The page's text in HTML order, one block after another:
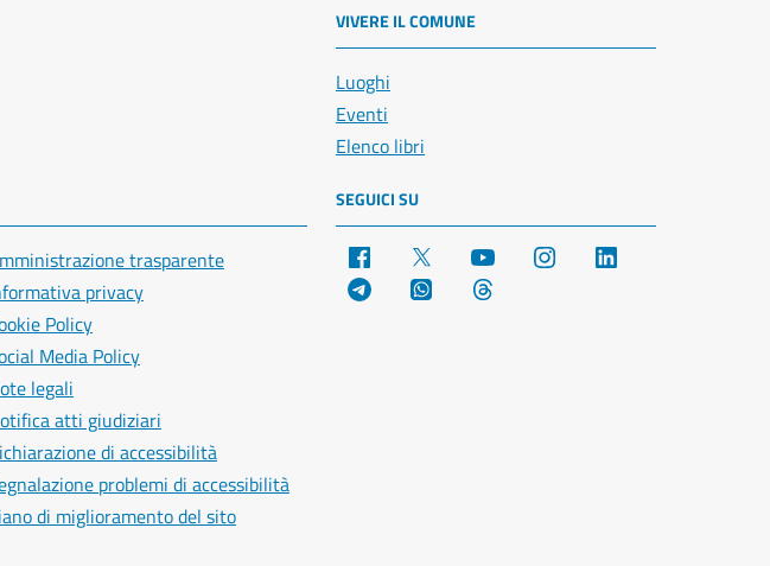
VIVERE IL COMUNE
Luoghi
Eventi
Elenco libri
trasparente
privacy
Policy
Media Policy
legali
atti giudiziari
di accessibilità
problemi di accessibilità
di miglioramento del sito
SEGUICI SU
Facebook YouTube Instagram
Telegram WhatsApp